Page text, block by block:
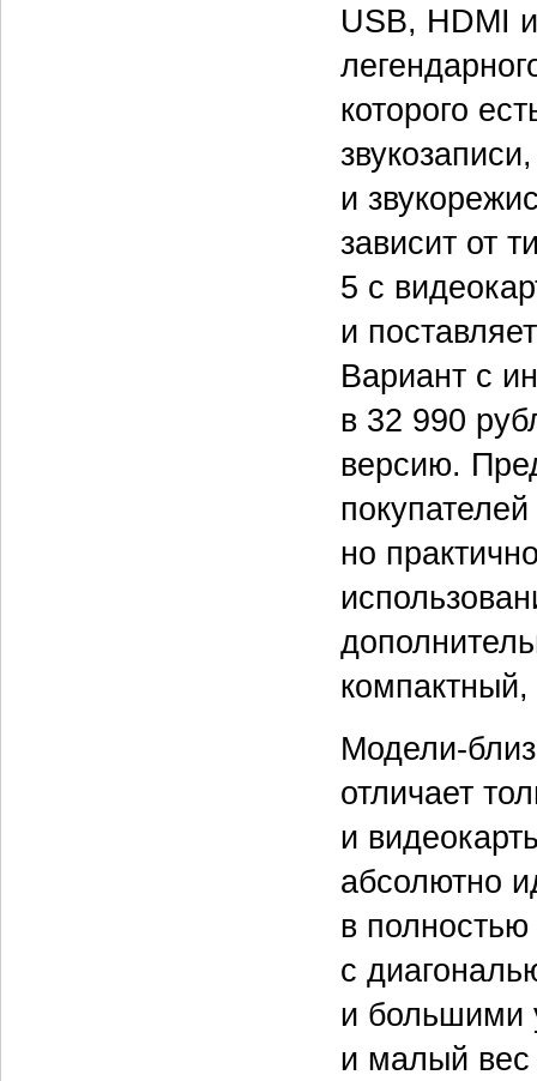
USB, HDMI
которого
и
зависит от
5 с
и
Вариант с
в 32 990
версию.
но
Модели-
отличает
и
абсолютно
в
с
и большими
и малый вес